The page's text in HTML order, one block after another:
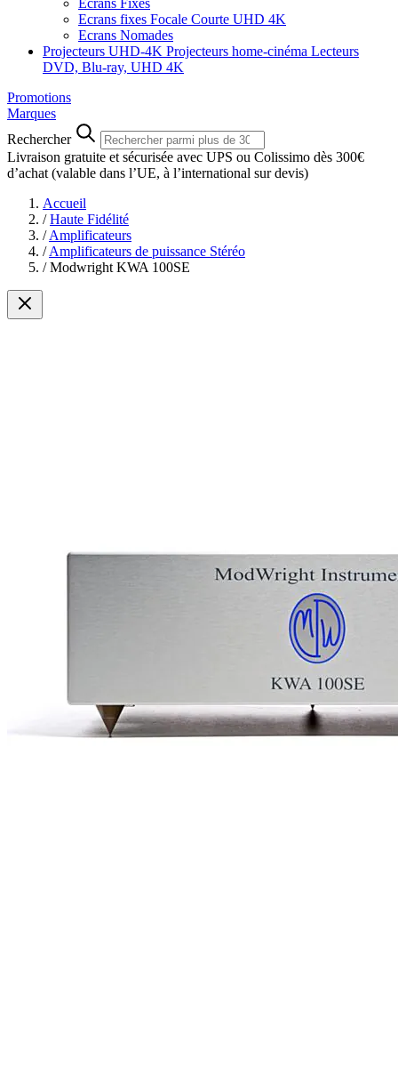
Ecrans Fixes
Ecrans fixes Focale Courte UHD 4K
Ecrans Nomades
Projecteurs UHD-4K Projecteurs home-cinéma Lecteurs
DVD, Blu-ray, UHD 4K
Promotions
Marques
Rechercher
Livraison gratuite et sécurisée avec UPS ou Colissimo dès 300€
d’achat (valable dans l’UE, à l’international sur devis)
Accueil
/ Haute Fidélité
/ Amplificateurs
/ Amplificateurs de puissance Stéréo
/ Modwright KWA 100SE